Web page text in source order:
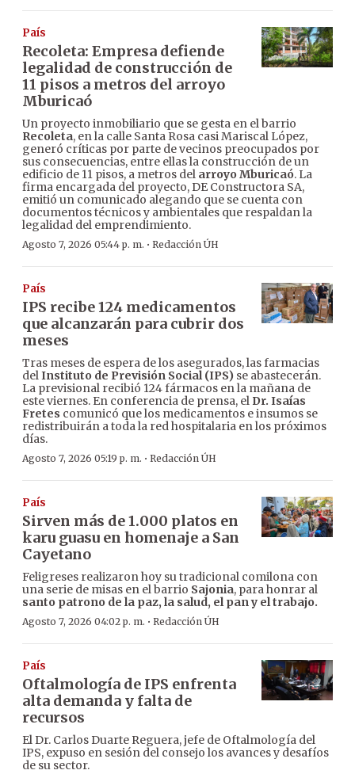
País
Recoleta: Empresa defiende
legalidad de construcción de
11 pisos a metros del arroyo
Mburicaó
Un proyecto inmobiliario que se gesta en el barrio
Recoleta, en la calle Santa Rosa casi Mariscal López,
generó críticas por parte de vecinos preocupados por
sus consecuencias, entre ellas la construcción de un
edificio de 11 pisos, a metros del arroyo Mburicaó. La
firma encargada del proyecto, DE Constructora SA,
emitió un comunicado alegando que se cuenta con
documentos técnicos y ambientales que respaldan la
legalidad del emprendimiento.
Agosto 7, 2026 05:44 p. m. · Redacción ÚH
País
IPS recibe 124 medicamentos
que alcanzarán para cubrir dos
meses
Tras meses de espera de los asegurados, las farmacias
delInstituto de Previsión Social (IPS) se abastecerán.
La previsional recibió 124 fármacos en la mañana de
este viernes. En conferencia de prensa, el Dr. Isaías
Fretes comunicó que los medicamentos e insumos se
redistribuirán a toda la red hospitalaria en los próximos
días.
Agosto 7, 2026 05:19 p. m. · Redacción ÚH
País
Sirven más de 1.000 platos en
karu guasu en homenaje a San
Cayetano
Feligreses realizaron hoy su tradicional comilona con
una serie de misas en el barrio Sajonia, para honrar al
santo patrono de la paz, la salud, el pan y el trabajo.
Agosto 7, 2026 04:02 p. m. · Redacción ÚH
País
Oftalmología de IPS enfrenta
alta demanda y falta de
recursos
El Dr. Carlos Duarte Reguera, jefe de Oftalmología del
IPS, expuso en sesión del consejo los avances y desafíos
de su sector.